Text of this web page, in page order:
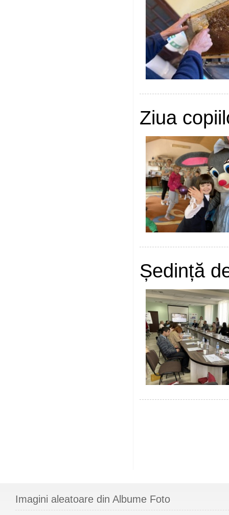
Ziua
Ședință
Imagini aleatoare din Albume Foto